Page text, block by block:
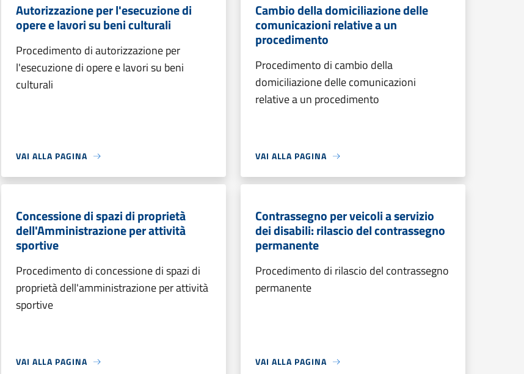
Autorizzazione per l'esecuzione di
opere e lavori su beni culturali
Procedimento di autorizzazione per
l'esecuzione di opere e lavori su beni
culturali
VAI ALLA PAGINA
Cambio della domiciliazione delle
comunicazioni relative a un
procedimento
Procedimento di cambio della
domiciliazione delle comunicazioni
relative a un procedimento
VAI ALLA PAGINA
Concessione di spazi di proprietà
dell'Amministrazione per attività
sportive
Procedimento di concessione di spazi di
proprietà dell'amministrazione per attività
sportive
VAI ALLA PAGINA
Contrassegno per veicoli a servizio
dei disabili: rilascio del contrassegno
permanente
Procedimento di rilascio del contrassegno
permanente
VAI ALLA PAGINA